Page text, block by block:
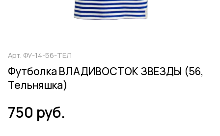
Арт. ФУ-14-56-ТЕЛ
Футболка ВЛАДИВОСТОК ЗВЕЗДЫ (56,
Тельняшка)
750 руб.